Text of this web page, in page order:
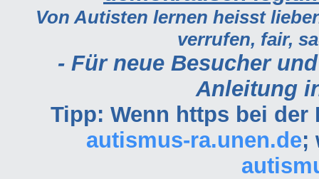
Von Autisten lernen heisst
verrufen, fair,
- Für neue Besucher
Anleitung
Tipp: Wenn https bei
autismus-ra.unen.de;